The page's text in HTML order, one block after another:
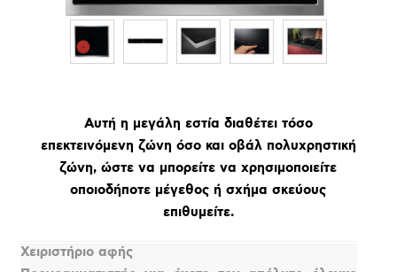
Αυτή η μεγάλη εστία διαθέτει τόσο
επεκτεινόμενη ζώνη όσο και οβάλ πολυχρηστική
ζώνη, ώστε να μπορείτε να χρησιμοποιείτε
οποιοδήποτε μέγεθος ή σχήμα σκεύους
επιθυμείτε.
Χειριστήριο αφής